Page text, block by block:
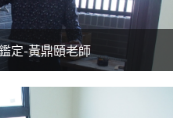
定-黃鼎頤老師